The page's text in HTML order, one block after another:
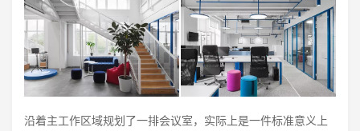
沿着主工作区域规划了一排会议室，实际上是一件标准意义上